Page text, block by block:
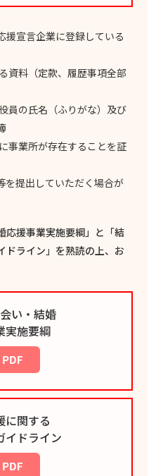
宣言企業に登録している
資料（定款、履歴事項全部
員の氏名（ふりがな）及び
事業所が存在することを証
提出していただく場合が
援事業実施要綱」と「結
ドライン」を熟読の上、お
い・結婚
実施要綱
に関する
イドライン